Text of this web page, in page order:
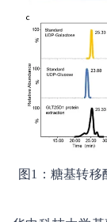
图1：糖基转